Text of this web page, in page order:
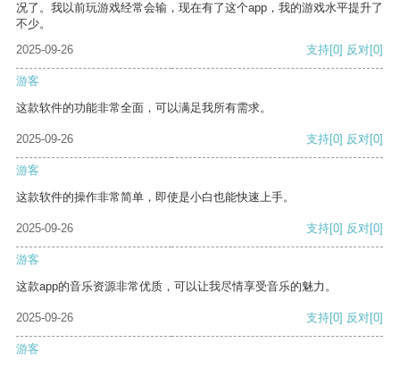
况了。我以前玩游戏经常会输，现在有了这个app，我的游戏水平提升了
不少。
2025-09-26
支持[0] 反对[0]
游客
这款软件的功能非常全面，可以满足我所有需求。
2025-09-26 支持[0] 反对[0]
游客
这款软件的操作非常简单，即使是小白也能快速上手。
2025-09-26 支持[0] 反对[0]
游客
这款app的音乐资源非常优质，可以让我尽情享受音乐的魅力。
2025-09-26 支持[0] 反对[0]
游客